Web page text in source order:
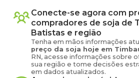
Conecte-se agora com
compradores de soja de
Batistas e região
Tenha em mãos informações
preço da soja hoje em
RN, acesse informações sobre
sua região e tome decisões
em dados atualizados.